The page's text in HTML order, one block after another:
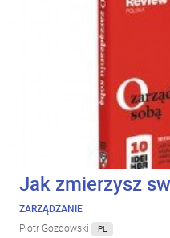
Jak zmierzysz
ZARZĄDZANIE
Piotr Gozdowski PL